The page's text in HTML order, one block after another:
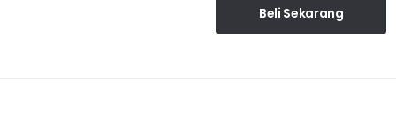
Beli Sekarang